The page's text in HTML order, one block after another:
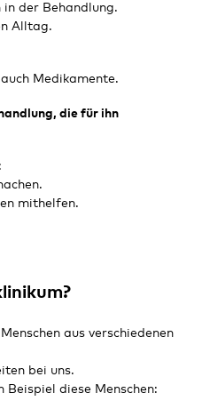
der Behandlung.
Alltag.
Medikamente.
die für ihn
mithelfen.
aus verschiedenen
bei uns.
diese Menschen: